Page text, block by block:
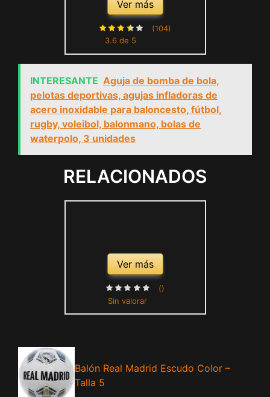
Ver más
3.6 de 5
(104)
INTERESANTE Aguja de bomba de bola,
pelotas deportivas, agujas infladoras de
acero inoxidable para baloncesto, fútbol,
rugby, voleibol, balonmano, bolas de
waterpolo, 3 unidades
RELACIONADOS
Ver más
Sin valorar
()
Balón Real Madrid Escudo Color –
Talla 5